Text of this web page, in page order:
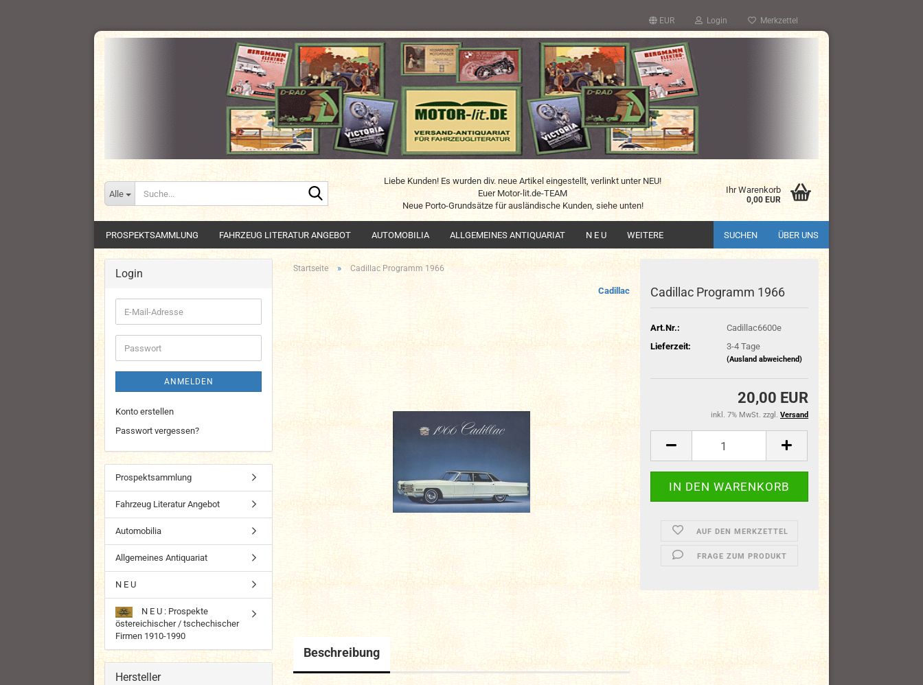
EUR Login Merkzettel
Alle
Suche...
Liebe Kunden! Es wurden div. neue Artikel eingestellt, verlinkt unter NEU!
Euer Motor-lit.de-TEAM
Neue Porto-Grundsätze für ausländische Kunden, siehe unten!
Ihr Warenkorb
0,00 EUR
PROSPEKTSAMMLUNG FAHRZEUG LITERATUR ANGEBOT AUTOMOBILIA ALLGEMEINES ANTIQUARIAT N E U SUCHEN ÜBER UNS
WEITERE
Startseite » Cadillac Programm 1966
Cadillac Cadillac Programm 1966
Art.Nr.:
Cadillac6600e
Lieferzeit:
3-4 Tage
(Ausland abweichend)
20,00 EUR
inkl. 7% MwSt. zzgl. Versand
AUF DEN MERKZETTEL
FRAGE ZUM PRODUKT
Beschreibung
Login
E-
Mail-
Adresse
Passwort
ANMELDEN
Konto erstellen
Passwort vergessen?
Prospektsammlung
Fahrzeug Literatur Angebot
Automobilia
Allgemeines Antiquariat
N E U
N E U : Prospekte
östereichischer / tschechischer
Firmen 1910-1990
Hersteller